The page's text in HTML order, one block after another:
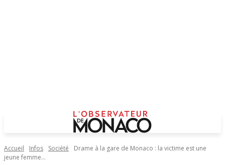
Accueil Infos Société
Drame à la gare de Monaco : la victime est une
jeune femme...